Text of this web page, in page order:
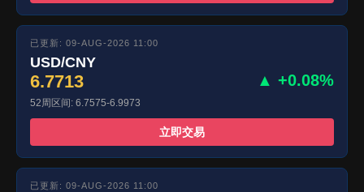
已更新: 09-AUG-2026 11:00
USD/CNY
6.7713 ▲ +0.08%
52周区间: 6.7575-6.9973
立即交易
已更新: 09-AUG-2026 11:00